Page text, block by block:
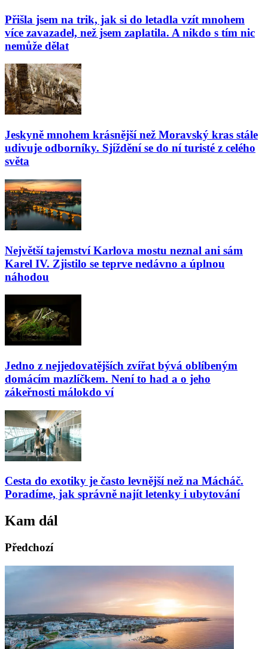
Přišla jsem na trik, jak si do letadla vzít mnohem
více zavazadel, než jsem zaplatila. A nikdo s tím nic
nemůže dělat
Jeskyně mnohem krásnější než Moravský kras stále
udivuje odborníky. Sjíždění se do ní turisté z celého
světa
Největší tajemství Karlova mostu neznal ani sám
Karel IV. Zjistilo se teprve nedávno a úplnou
náhodou
Jedno z nejjedovatějších zvířat bývá oblíbeným
domácím mazlíčkem. Není to had a o jeho
zákeřnosti málokdo ví
Cesta do exotiky je často levnější než na Mácháč.
Poradíme, jak správně najít letenky i ubytování
Kam dál
Předchozí